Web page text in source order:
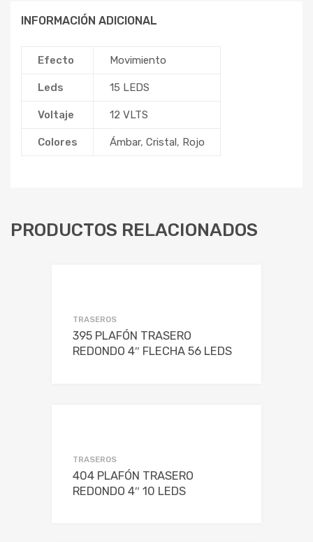
INFORMACIÓN ADICIONAL
Efecto Movimiento
Leds 15 LEDS
Voltaje 12 VLTS
Colores Ámbar, Cristal, Rojo
PRODUCTOS RELACIONADOS
TRASEROS
395 PLAFÓN TRASERO
REDONDO 4″ FLECHA 56 LEDS
TRASEROS
404 PLAFÓN TRASERO
REDONDO 4″ 10 LEDS